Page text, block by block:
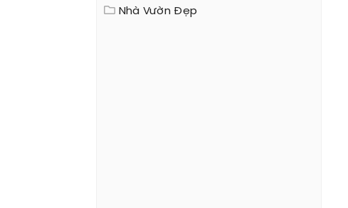
Nhà Vườn Đẹp